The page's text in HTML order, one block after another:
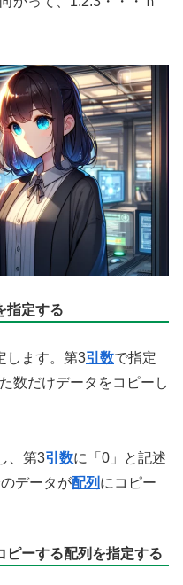
指定する
します。第3引数で指定
数だけデータをコピーし
、第3引数に「0」と記述
データが配列 にコピー
ピーする配列を指定する